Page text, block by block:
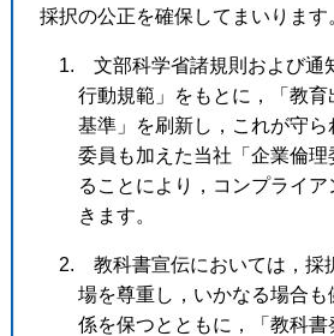
採択の公正を確保してまいります
1. 文部科学省諸規則および通
行動規範」をもとに，「教
基準」を刷新し，これが守ら
委員も加えた当社「企業倫理
ることにより，コンプライ
きます。
2. 教科書宣伝においては，採
場を尊重し，いかなる場合も
係を保つとともに，「教科書